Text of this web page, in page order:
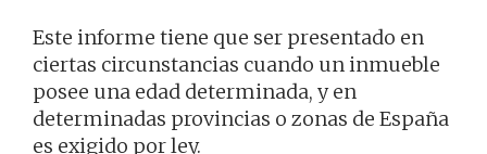
Este informe tiene que ser presentado en
ciertas circunstancias cuando un inmueble
posee una edad determinada, y en
determinadas provincias o zonas de España
es exigido por ley.